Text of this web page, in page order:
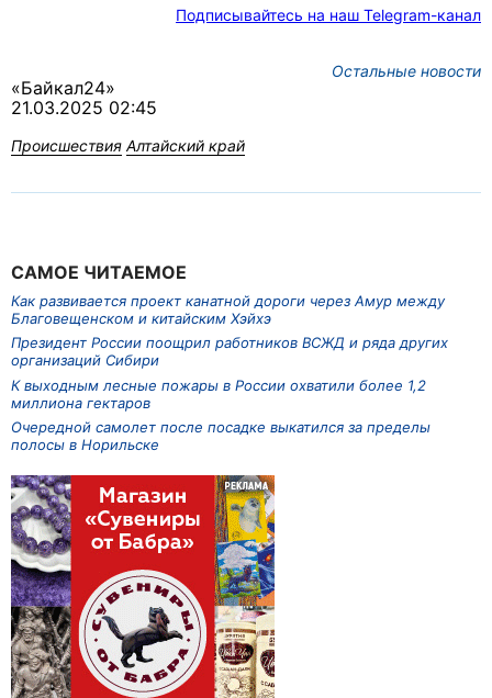
Подписывайтесь на наш Telegram-канал
Остальные новости
«Байкал24»
21.03.2025 02:45
Происшествия Алтайский край
САМОЕ ЧИТАЕМОЕ
Как развивается проект канатной дороги через Амур между
Благовещенском и китайским Хэйхэ
Президент России поощрил работников ВСЖД и ряда других
организаций Сибири
К выходным лесные пожары в России охватили более 1,2
миллиона гектаров
Очередной самолет после посадке выкатился за пределы
полосы в Норильске